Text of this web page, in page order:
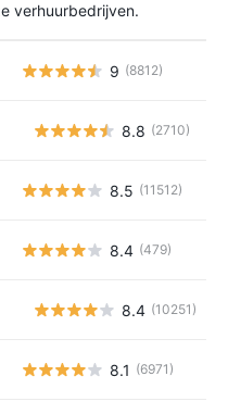
verhuurbedrijven.
9 (8812)
8.8 (2710)
8.5 (11512)
8.4 (479)
8.4 (10251)
8.1 (6971)